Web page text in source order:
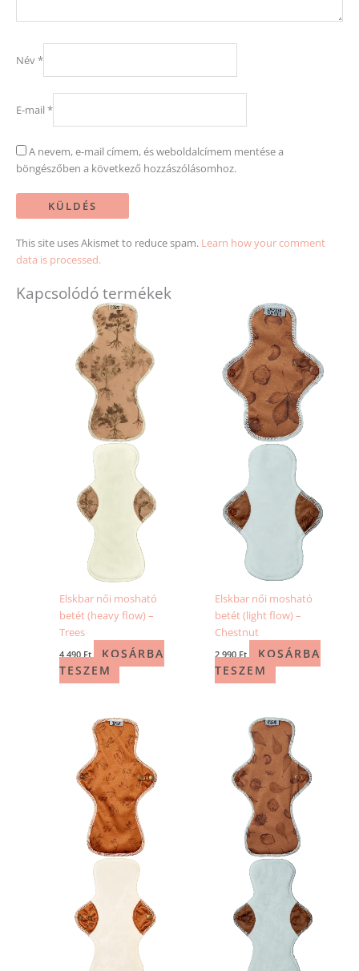
Név*
E-mail *
A nevem, e-mail címem, és weboldalcímem mentése a
böngészőben a következő hozzászólásomhoz.
This site uses Akismet to reduce spam. Learn how your comment
data is processed.
Kapcsolódó termékek
Elskbar női mosható
betét (heavy flow) –
Trees
4 490Ft
KOSÁRBA
TESZEM
Elskbar női mosható
betét (light flow) –
Chestnut
2 990Ft
KOSÁRBA
TESZEM